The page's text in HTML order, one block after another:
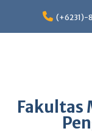
content
(+6231)-
Fakultas